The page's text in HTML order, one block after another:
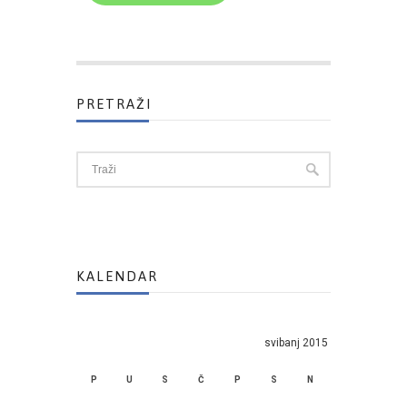
PRETRAŽI
KALENDAR
svibanj 2015
P U S Č P S N